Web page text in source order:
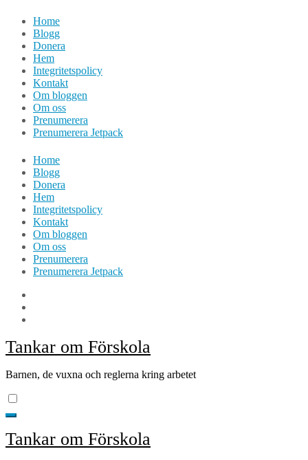
Hoppa
innehåll
Home
Blogg
Donera
Hem
Integritetspolicy
Kontakt
Om bloggen
Om oss
Prenumerera
Prenumerera Jetpack
Home
Blogg
Donera
Hem
Integritetspolicy
Kontakt
Om bloggen
Om oss
Prenumerera
Prenumerera Jetpack
Tankar om Förskola
Barnen, de vuxna och reglerna kring arbetet
Tankar om Förskola